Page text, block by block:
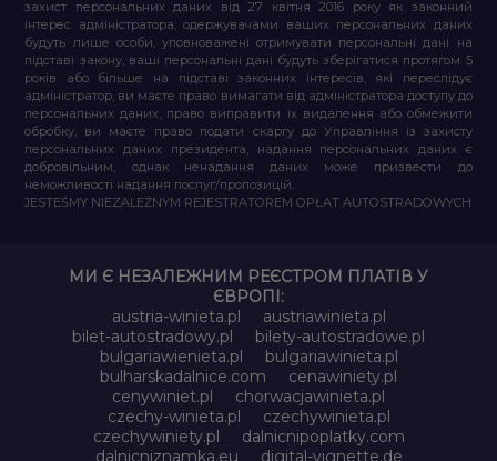
захист персональних даних від 27 квітня 2016 року як законний
інтерес адміністратора, одержувачами ваших персональних даних
будуть лише особи, уповноважені отримувати персональні дані на
підставі закону, ваші персональні дані будуть зберігатися протягом 5
років або більше на підставі законних інтересів, які переслідує
адміністратор, ви маєте право вимагати від адміністратора доступу до
персональних даних, право виправити їх видалення або обмежити
обробку, ви маєте право подати скаргу до Управління із захисту
персональних даних президента, надання персональних даних є
добровільним, однак ненадання даних може призвести до
неможливості надання послуг/пропозицій.
JESTEŚMY NIEZALEŻNYM REJESTRATOREM OPŁAT AUTOSTRADOWYCH
МИ Є НЕЗАЛЕЖНИМ РЕЄСТРОМ ПЛАТІВ У
ЄВРОПІ:
austria-winieta.pl
austriawinieta.pl
bilet-autostradowy.pl
bilety-autostradowe.pl
bulgariawienieta.pl
bulgariawinieta.pl
bulharskadalnice.com
cenawiniety.pl
cenywiniet.pl
chorwacjawinieta.pl
czechy-winieta.pl
czechywinieta.pl
czechywiniety.pl
dalnicnipoplatky.com
dalnicniznamka.eu
digital-vignette.de